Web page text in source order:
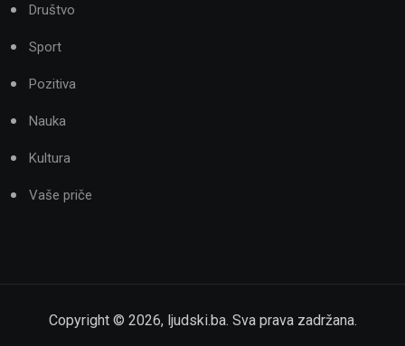
Društvo
Sport
Pozitiva
Nauka
Kultura
Vaše priče
Copyright © 2026, ljudski.ba. Sva prava zadržana.